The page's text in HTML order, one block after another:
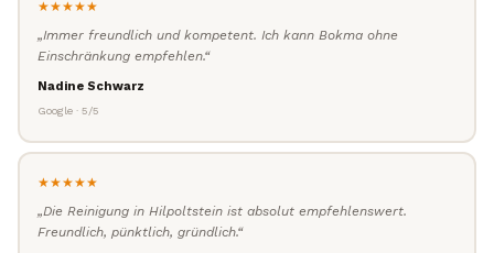
★★★★★
„Immer freundlich und kompetent. Ich kann Bokma ohne
Einschränkung empfehlen.“
Nadine Schwarz
Google · 5/5
★★★★★
„Die Reinigung in Hilpoltstein ist absolut empfehlenswert.
Freundlich, pünktlich, gründlich.“